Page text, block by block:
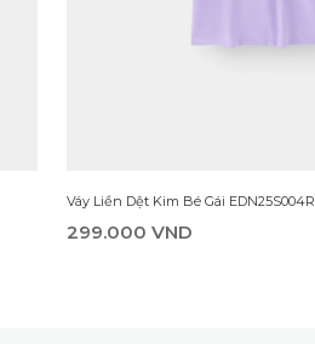
Váy Liền Dệt Kim Bé Gái EDN25S004R
299.000 VND